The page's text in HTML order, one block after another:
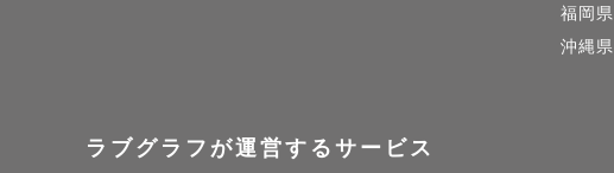
+兄弟･家族写真
福岡県
沖縄県
ラブグラフが運営するサービス